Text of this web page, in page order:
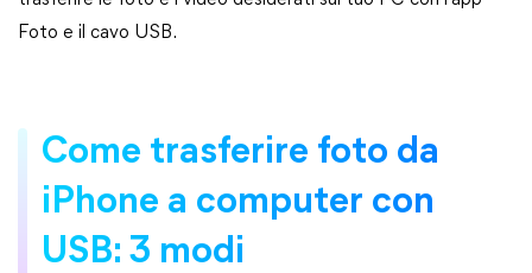
Foto e il cavo USB.
Come trasferire foto da
iPhone a computer con
USB: 3 modi